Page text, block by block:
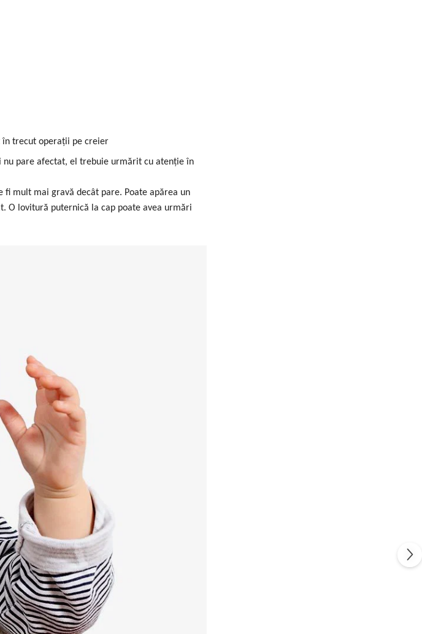
în trecut operații pe creier
nu pare afectat, el trebuie urmărit cu atenție în
fi mult mai gravă decât pare. Poate apărea un
O lovitură puternică la cap poate avea urmări